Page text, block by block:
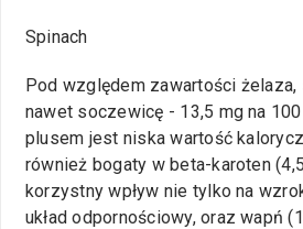
Spinach
Pod względem zawartości
nawet soczewicę - 13,5 mg na
plusem jest niska wartość
również bogaty w beta-karoten
korzystny wpływ nie tylko na
układ odpornościowy, oraz wapń